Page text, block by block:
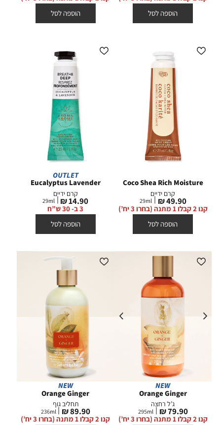
הוספה לסל
הוספה לסל
Coco Shea Rich Moisture
קרם ידיים
מחיר
מוצר
49.90 ₪
29ml
קנו 2 קבלו 1 מתנה (בחרו 3 יח’)
הוספה לסל
OUTLET
Eucalyptus Lavender
קרם ידיים
מחיר
מוצר
14.90 ₪
29ml
3 ב- 30 ש”ח
הוספה לסל
NEW
Orange Ginger
ג’ל רחצה
מחיר
מוצר
79.90 ₪
295ml
קנו 2 קבלו 1 מתנה (בחרו 3 יח’)
NEW
Orange Ginger
תחליב גוף
מחיר
מוצר
89.90 ₪
236ml
קנו 2 קבלו 1 מתנה (בחרו 3 יח’)